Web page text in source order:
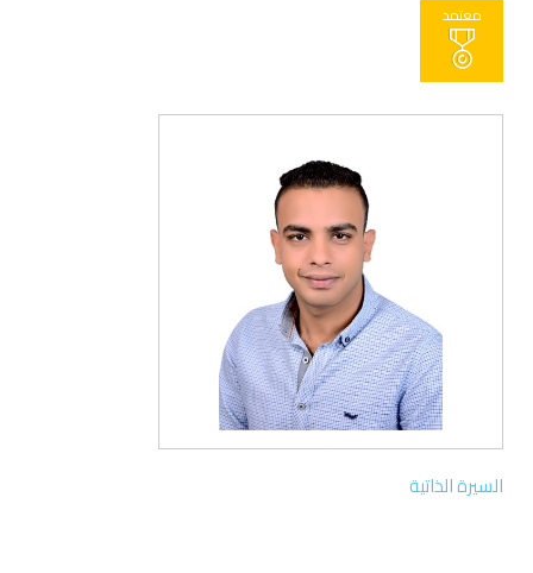
معتمد
السيرة الذاتية